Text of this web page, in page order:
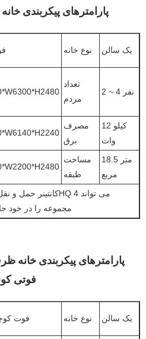
پارامترهای پیکربندی خانه
نوع خانه یک سالن
تعداد
مردم
2 ~ 4 نفر
مصرف
برق
12 کیلو
وات
مساحت
طبقه
18.5 متر
مربع
مجموعه را در خود
فوتی
20 فوت نوع خانه یک سالن